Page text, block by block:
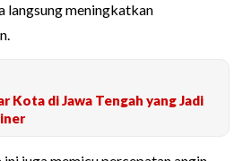
langsung meningkatkan
Kota di Jawa Tengah yang Jadi